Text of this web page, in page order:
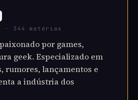
· 344 matérias
por games,
geek. Especializado em
rumores, lançamentos e
a indústria dos